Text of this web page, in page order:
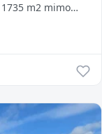
m2 mimo
Pozemok